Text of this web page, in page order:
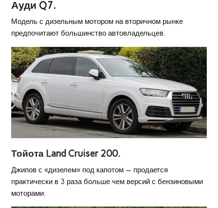
Ауди Q7.
Модель с дизельным мотором на вторичном рынке
предпочитают большинство автовладельцев.
Тойота Land Cruiser 200.
Джипов с «дизелем» под капотом — продается
практически в 3 раза больше чем версий с бензиновыми
моторами.